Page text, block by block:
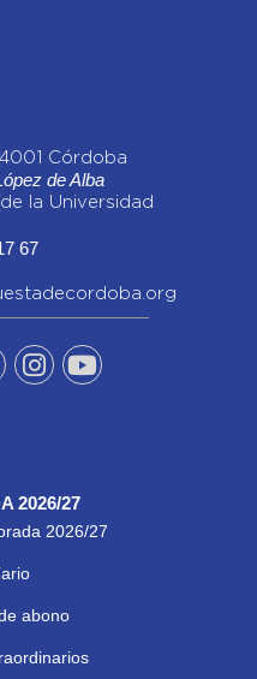
Córdoba
de Alba
la Universidad
67
2026/27
2026/27
abono